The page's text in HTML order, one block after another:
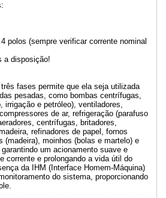
polos (sempre verificar corrente nominal
a disposição!
fases permite que ela seja utilizada
pesadas, como bombas centrífugas,
irrigação e petróleo), ventiladores,
de ar, refrigeração (parafuso
centrífugas, britadores,
refinadores de papel, fornos
(madeira), moinhos (bolas e martelo) e
um acionamento suave e
corrente e prolongando a vida útil do
da IHM (Interface Homem-Máquina)
do sistema, proporcionando